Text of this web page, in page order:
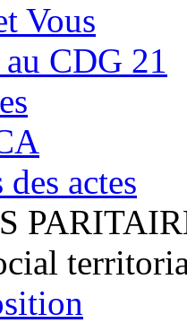
Vous
CDG 21
actes